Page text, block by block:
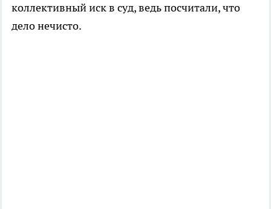
коллективный иск в суд, ведь посчитали, что
дело нечисто.